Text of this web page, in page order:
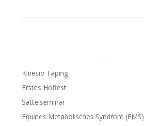
Kinesio Taping
Erstes Hoffest
Sattelseminar
Equines Metabolisches Syndrom (EMS)